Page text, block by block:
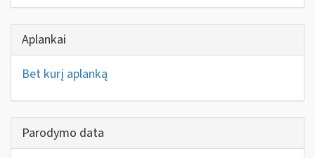
Aplankai
Bet kurį aplanką
Parodymo data